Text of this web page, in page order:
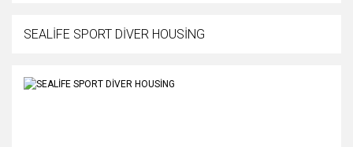
SEALİFE SPORT DİVER HOUSİNG